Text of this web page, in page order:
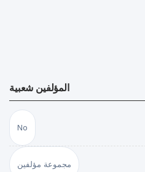
المؤلفين شعبية
No
مجموعة مؤلفين